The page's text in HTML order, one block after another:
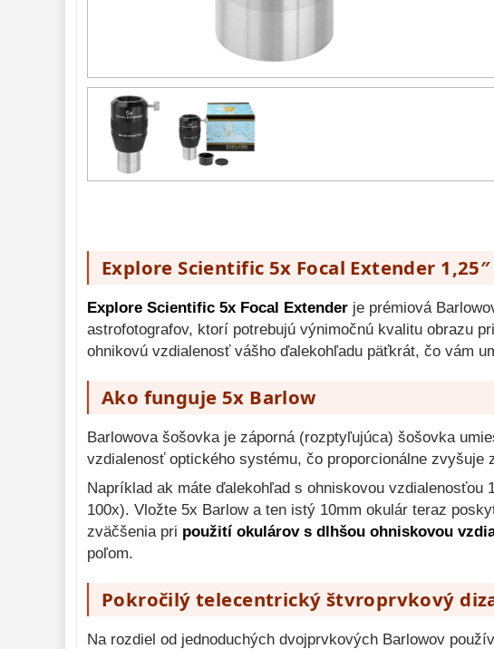
Montáže
Zrkadielka a
hranoly
Astrofotografia 306
Diaľkomery a Nočné
Monokulárne 49
Mikroskopy
Meteostanice 52
Lupy 69
Literatúra 10
Darčekové
poukazy
28
Explore Scientific 5x Focal Extender
Explore Scientific 5x Focal Extender je prémiová
astrofotografov, ktorí potrebujú výnimočnú kvalitu obrazu
ohnikovú vzdialenosť vášho ďalekohľadu päťkrát, čo vám
Ako funguje 5x Barlow
Barlowova šošovka je záporná (rozptyľujúca) šošovka
vzdialenosť optického systému, čo proporcionálne
Napríklad ak máte ďalekohľad s ohniskovou
100x). Vložte 5x Barlow a ten istý 10mm okulár teraz
zväčšenia pri použití okulárov s dlhšou ohniskovou
poľom.
Pokročilý telecentrický štvroprvkový
Na rozdiel od jednoduchých dvojprvkových Barlowov